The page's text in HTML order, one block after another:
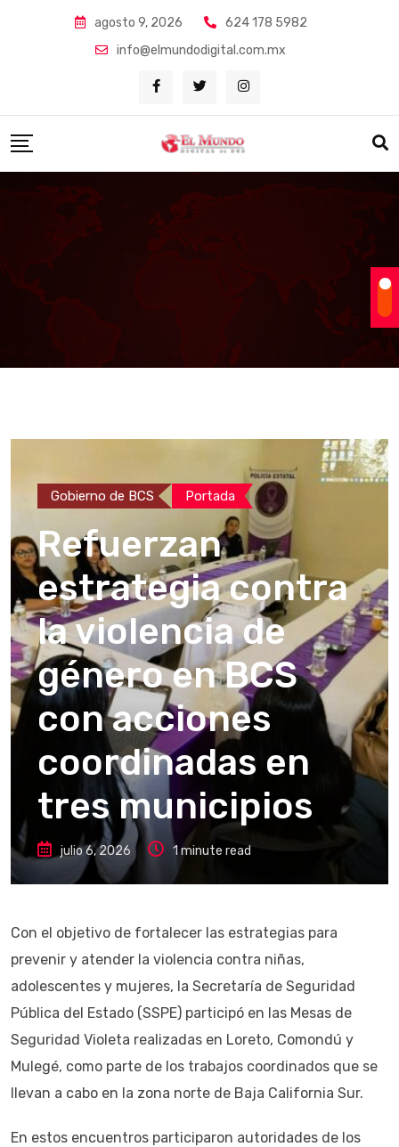
agosto 9, 2026
624 178 5982
info@elmundodigital.com.mx
Gobierno de BCS Portada
Refuerzan
estrategia contra
la violencia de
género en BCS
con acciones
coordinadas en
tres municipios
julio 6, 2026 1 minute read
Con el objetivo de fortalecer las estrategias para
prevenir y atender la violencia contra niñas,
adolescentes y mujeres, la Secretaría de Seguridad
Pública del Estado (SSPE) participó en las Mesas de
Seguridad Violeta realizadas en Loreto, Comondú y
Mulegé, como parte de los trabajos coordinados que se
llevan a cabo en la zona norte de Baja California Sur.
En estos encuentros participaron autoridades de los